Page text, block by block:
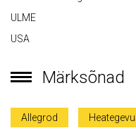
ULME
USA
Märksõnad
Allegrod